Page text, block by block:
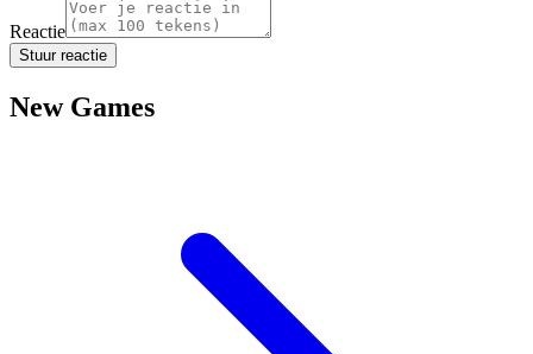
Reactie
Stuur reactie
New Games